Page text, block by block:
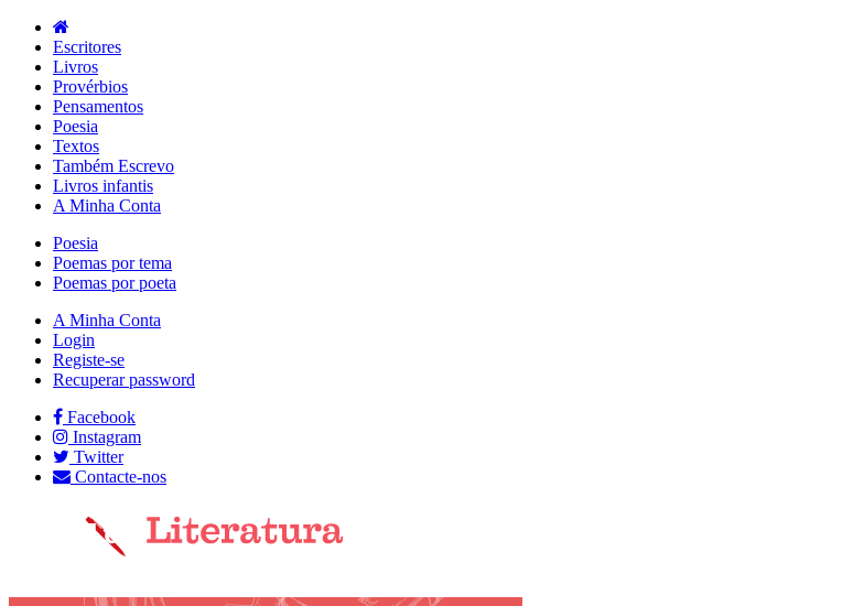
Escritores
Livros
Provérbios
Pensamentos
Poesia
Textos
Também Escrevo
Livros infantis
A Minha Conta
Poesia
Poemas por tema
Poemas por poeta
A Minha Conta
Login
Registe-se
Recuperar password
Facebook
Instagram
Twitter
Contacte-nos